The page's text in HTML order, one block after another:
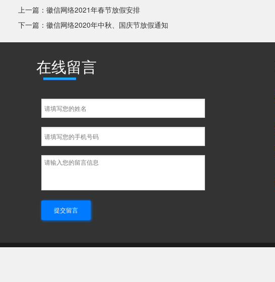
上一篇： 徽信网络2021年春节放假安排
下一篇： 徽信网络2020年中秋、国庆节放假通知
在线留言